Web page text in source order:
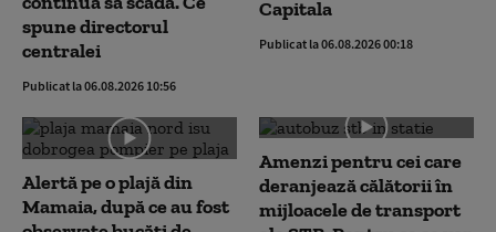
spune directorul
centralei
Publicat la 06.08.2026 10:56
Capitala
Publicat la 06.08.2026 00:18
Alertă pe o plajă din
Mamaia, după ce au fost
Amenzi pentru cei care
deranjează călătorii în
mijloacele de transport